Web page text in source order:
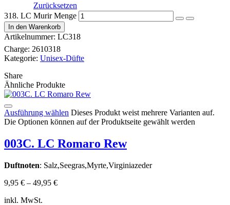
Zurücksetzen
318. LC Murir Menge
In den Warenkorb
Artikelnummer: LC318
Charge: 2610318
Kategorie: Unisex-Düfte
Share
Ähnliche Produkte
Ausführung wählen Dieses Produkt weist mehrere Varianten auf.
Die Optionen können auf der Produktseite gewählt werden
003C. LC Romaro Rew
Duftnoten: Salz,Seegras,Myrte,Virginiazeder
9,95 € – 49,95 €
inkl. MwSt.